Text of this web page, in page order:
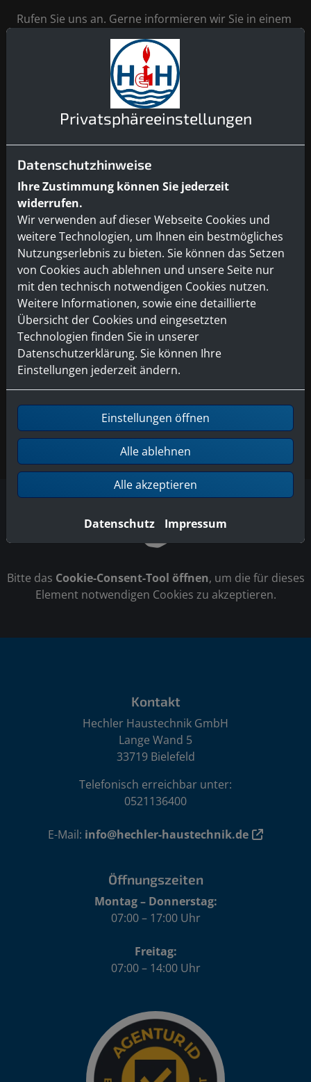
Rufen Sie uns an. Gerne informieren wir Sie in einem
persönlichen Gespräch über die Möglichkeiten und
stehen Ihnen von der Planung über die Umsetzung
bis hin zur Wartung Ihrer Anlage zur Seite.
Bitte das Cookie-Consent-Tool öffnen, um die für dieses
Element notwendigen Cookies zu akzeptieren.
Kontakt
Hechler Haustechnik GmbH
Lange Wand 5
33719 Bielefeld
Telefonisch erreichbar unter:
0521136400
E-Mail: info@hechler-haustechnik.de
Öffnungszeiten
Montag – Donnerstag:
07:00 – 17:00 Uhr
Freitag:
07:00 – 14:00 Uhr
Privatsphäre­einstellungen
Datenschutzhinweise
Ihre Zustimmung können Sie jederzeit
widerrufen.
Wir verwenden auf dieser Webseite Cookies und
weitere Technologien, um Ihnen ein bestmögliches
Nutzungserlebnis zu bieten. Sie können das Setzen
von Cookies auch ablehnen und unsere Seite nur
mit den technisch notwendigen Cookies nutzen.
Weitere Informationen, sowie eine detaillierte
Übersicht der Cookies und eingesetzten
Technologien finden Sie in unserer
Datenschutzerklärung. Sie können Ihre
Einstellungen jederzeit ändern.
Einstellungen öffnen
Alle ablehnen
Alle akzeptieren
Datenschutz Impressum